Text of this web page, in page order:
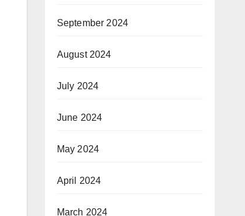
September 2024
August 2024
July 2024
June 2024
May 2024
April 2024
March 2024